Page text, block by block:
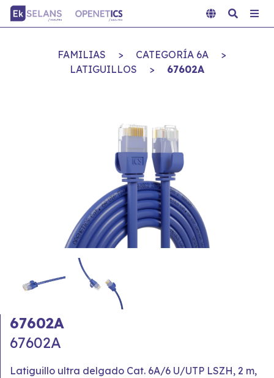
FAMILIAS > CATEGORÍA 6A
>
LATIGUILLOS
> 67602A
67602A
67602A
Latiguillo ultra delgado Cat. 6A/6 U/UTP LSZH, 2 m,